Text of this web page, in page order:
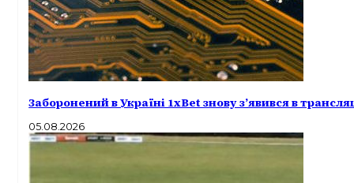
Заборонений в Україні 1xBet знову з’явився в
05.08.2026